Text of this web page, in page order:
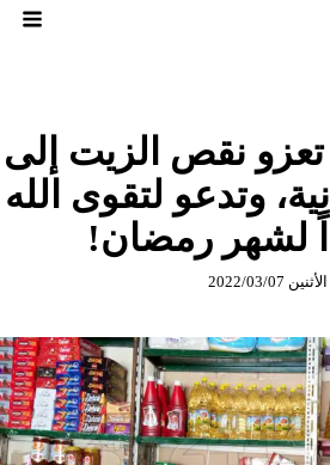
تعزو نقص الزيت إلى
وتدعو لتقوى الله
لشهر رمضان!
الأثنين 2022/03/07